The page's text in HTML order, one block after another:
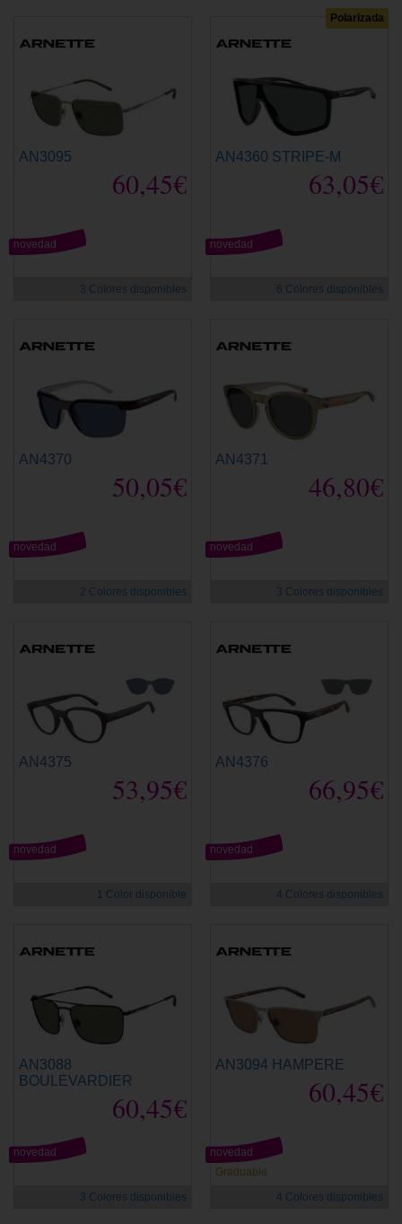
AN3095
60,45€
novedad
3 Colores disponibles
Polarizada
AN4360 STRIPE-M
63,05€
novedad
6 Colores disponibles
AN4370
50,05€
novedad
2 Colores disponibles
AN4371
46,80€
novedad
3 Colores disponibles
AN4375
53,95€
novedad
1 Color disponible
AN4376
66,95€
novedad
4 Colores disponibles
AN3088
BOULEVARDIER
60,45€
novedad
3 Colores disponibles
AN3094 HAMPERE
60,45€
Graduable
novedad
4 Colores disponibles